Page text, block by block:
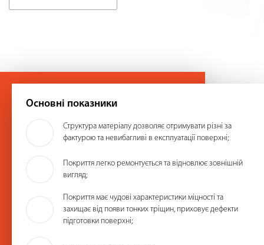
Основні показники
Структура матеріалу дозволяє отримувати різні за
фактурою та невибагливі в експлуатації поверхні;
Покриття легко ремонтується та відновлює зовнішній
вигляд;
Покриття має чудові характеристики міцності та
захищає від появи тонких тріщин, приховує дефекти
підготовки поверхні;